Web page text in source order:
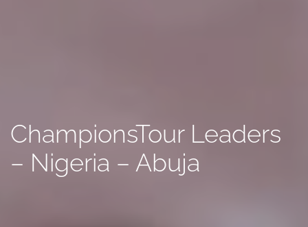
ChampionsTour Leaders
– Nigeria – Abuja